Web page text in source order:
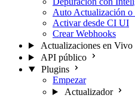
Auto Actualización o
Activar desde CI UI
Crear Webhooks
Actualizaciones en Vivo
API público
Plugins
Empezar
Actualizador